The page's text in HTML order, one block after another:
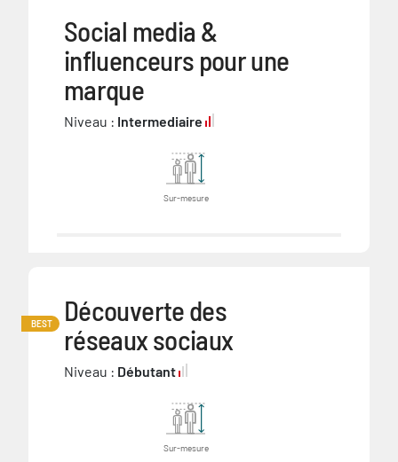
Social media &
influenceurs pour une
marque
Niveau : Intermediaire
Sur-mesure
BEST
Découverte des
réseaux sociaux
Niveau : Débutant
Sur-mesure